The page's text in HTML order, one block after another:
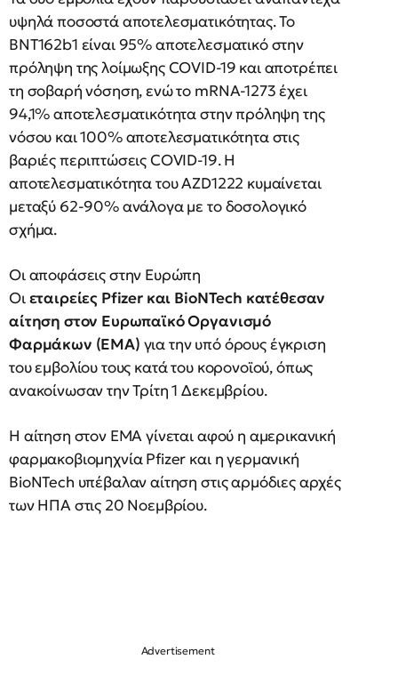
υψηλά ποσοστά αποτελεσματικότητας. Το
BNT162b1 είναι 95% αποτελεσματικό στην
πρόληψη της λοίμωξης COVID-19 και αποτρέπει
τη σοβαρή νόσηση, ενώ το mRNA-1273 έχει
94,1% αποτελεσματικότητα στην πρόληψη της
νόσου και 100% αποτελεσματικότητα στις
βαριές περιπτώσεις COVID-19. Η
αποτελεσματικότητα του AZD1222 κυμαίνεται
μεταξύ 62-90% ανάλογα με το δοσολογικό
σχήμα.
Οι αποφάσεις στην Ευρώπη
Οιεταιρείες Pfizer και BioNTech κατέθεσαν
αίτηση στον Ευρωπαϊκό Οργανισμό
Φαρμάκων (ΕΜΑ) για την υπό όρους έγκριση
του εμβολίου τους κατά του κορονοϊού, όπως
ανακοίνωσαν την Τρίτη 1 Δεκεμβρίου.
Η αίτηση στον ΕΜΑ γίνεται αφού η αμερικανική
φαρμακοβιομηχνία Pfizer και η γερμανική
BioNTech υπέβαλαν αίτηση στις αρμόδιες αρχές
των ΗΠΑ στις 20 Νοεμβρίου.